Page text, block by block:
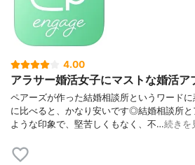
4.00
アラサー婚活女子にマストな婚活
ペアーズが作った結婚相談所というワード
に比べると、かなり安いです◎結婚相談所
ような印象で、堅苦しくもなく、不…続きを